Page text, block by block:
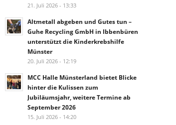
21. Juli 2026 - 13:33
Altmetall abgeben und Gutes tun –
Guhe Recycling GmbH in Ibbenbüren
unterstützt die Kinderkrebshilfe
Münster
20. Juli 2026 - 12:19
MCC Halle Münsterland bietet Blicke
hinter die Kulissen zum
Jubiläumsjahr, weitere Termine ab
September 2026
15. Juli 2026 - 14:20